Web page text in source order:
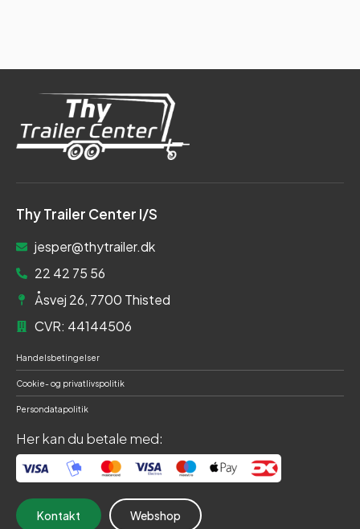
Thy Trailer Center I/S
jesper@thytrailer.dk
22 42 75 56
Åsvej 26, 7700 Thisted
CVR: 44144506
Handelsbetingelser
Cookie- og privatlivspolitik
Persondatapolitik
Her kan du betale med:
Kontakt Webshop